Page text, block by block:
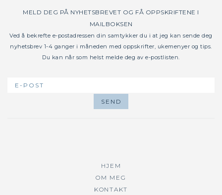
MELD DEG PÅ NYHETSBREVET OG FÅ OPPSKRIFTENE I
MAILBOKSEN
Ved å bekrefte e-postadressen din samtykker du i at jeg kan sende deg
nyhetsbrev 1-4 ganger i måneden med oppskrifter, ukemenyer og tips.
Du kan når som helst melde deg av e-postlisten.
HJEM
OM MEG
KONTAKT